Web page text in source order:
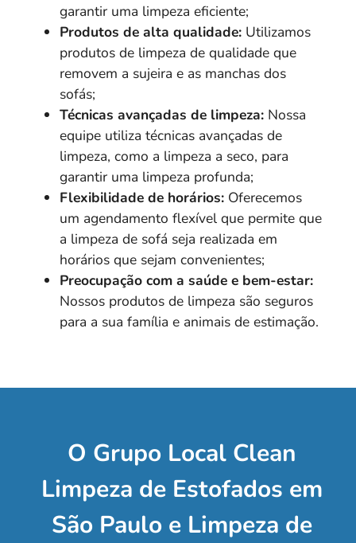
garantir uma limpeza eficiente;
Produtos de alta qualidade: Utilizamos
produtos de limpeza de qualidade que
removem a sujeira e as manchas dos
sofás;
Técnicas avançadas de limpeza: Nossa
equipe utiliza técnicas avançadas de
limpeza, como a limpeza a seco, para
garantir uma limpeza profunda;
Flexibilidade de horários: Oferecemos
um agendamento flexível que permite que
a limpeza de sofá seja realizada em
horários que sejam convenientes;
Preocupação com a saúde e bem-estar:
Nossos produtos de limpeza são seguros
para a sua família e animais de estimação.
O Grupo Local Clean
Limpeza de Estofados em
São Paulo e Limpeza de